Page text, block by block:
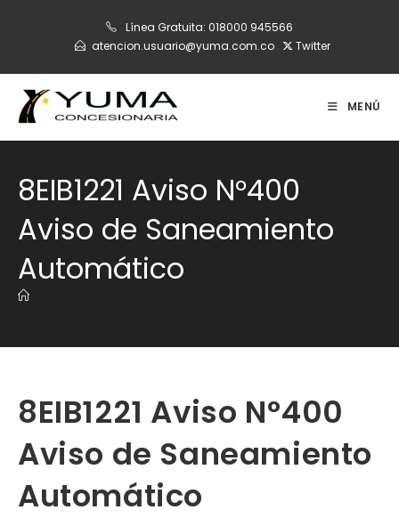
Línea Gratuita: 018000 945566
atencion.usuario@yuma.com.co
Twitter
MENÚ
8EIB1221 Aviso N°400
Aviso de Saneamiento
Automático
8EIB1221 Aviso N°400
Aviso de Saneamiento
Automático